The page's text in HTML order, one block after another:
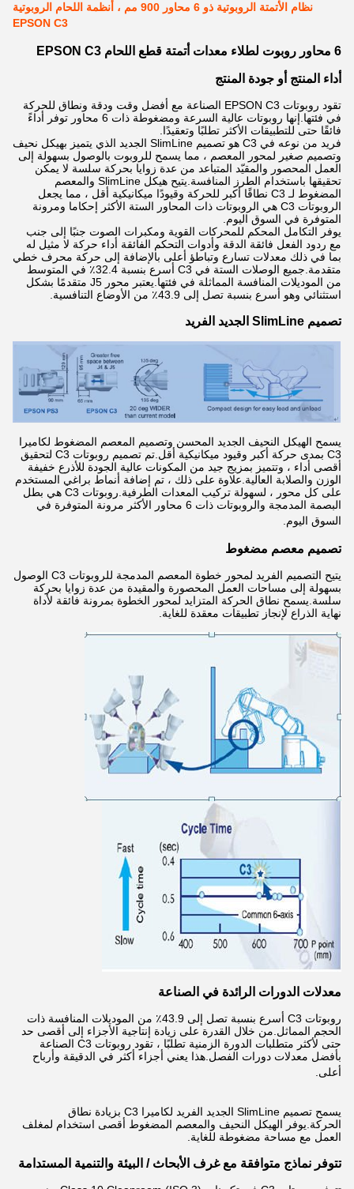
نظام الأتمتة الروبوتية ذو 6 محاور 900 مم ، أنظمة اللحام الروبوتية
EPSON C3
6 محاور روبوت لطلاء معدات أتمتة قطع اللحام EPSON C3
أداء المنتج أو جودة المنتج
تقود روبوتات EPSON C3 الصناعة مع أفضل وقت ودقة ونطاق للحركة
في فئتها.إنها روبوتات عالية السرعة ومضغوطة ذات 6 محاور توفر أداءً
فائقًا حتى للتطبيقات الأكثر تطلبًا وتعقيدًا.
فريد من نوعه في C3 هو تصميم SlimLine الجديد الذي يتميز بهيكل نحيف
وتصميم صغير لمحور المعصم ، مما يسمح للروبوت بالوصول بسهولة إلى
العمل المحصور والمقيّد المتباعد من عدة زوايا بحركة سلسة لا يمكن
تحقيقها باستخدام الطرز المنافسة.يتيح هيكل SlimLine والمعصم
المضغوط لـ C3 نطاقًا أكبر للحركة وقيودًا ميكانيكية أقل ، مما يجعل
الروبوتات C3 هي الروبوتات ذات المحاور الستة الأكثر إحكاما ومرونة
المتوفرة في السوق اليوم.
يوفر التكامل المحكم للمحركات القوية ومكبرات الصوت جنبًا إلى جنب
مع ردود الفعل فائقة الدقة وأدوات التحكم الفائقة أداء حركة لا مثيل له
بما في ذلك معدلات تسارع وتباطؤ أعلى بالإضافة إلى حركة محرف خطي
متقدمة.جميع الوصلات الستة في C3 أسرع بنسبة 32.4٪ في المتوسط ​​
من الموديلات المنافسة المماثلة في فئتها.يعتبر محور J5 متقدمًا بشكل
استثنائي وهو أسرع بنسبة تصل إلى 43.9٪ من الأوضاع التنافسية.
تصميم SlimLine الجديد الفريد
يسمح الهيكل النحيف الجديد المحسن وتصميم المعصم المضغوط لكاميرا
C3 بمدى حركة أكبر وقيود ميكانيكية أقل.تم تصميم روبوتات C3 لتحقيق
أقصى أداء ، وتتميز بمزيج جيد من المكونات عالية الجودة للأذرع خفيفة
الوزن والصلابة العالية.علاوة على ذلك ، تم إضافة أنماط براغي المستخدم
على كل محور ، لسهولة تركيب المعدات الطرفية.روبوتات C3 هي بطل
البصمة المدمجة والروبوتات ذات 6 محاور الأكثر مرونة المتوفرة في
السوق اليوم.
تصميم معصم مضغوط
يتيح التصميم الفريد لمحور خطوة المعصم المدمجة للروبوتات C3 الوصول
بسهولة إلى مساحات العمل المحصورة والمقيدة من عدة زوايا بحركة
سلسة.يسمح نطاق الحركة المتزايد لمحور الخطوة بمرونة فائقة لأداة
نهاية الذراع لإنجاز تطبيقات معقدة للغاية.
معدلات الدورات الرائدة في الصناعة
روبوتات C3 أسرع بنسبة تصل إلى 43.9٪ من الموديلات المنافسة ذات
الحجم المماثل.من خلال القدرة على زيادة إنتاجية الأجزاء إلى أقصى حد
حتى لأكثر متطلبات الدورة الزمنية تطلبًا ، تقود روبوتات C3 الصناعة
بأفضل معدلات دورات الفصل.هذا يعني أجزاء أكثر في الدقيقة وأرباح
أعلى.
يسمح تصميم SlimLine الجديد الفريد لكاميرا C3 بزيادة نطاق
الحركة.يوفر الهيكل النحيف والمعصم المضغوط أقصى استخدام لمغلف
العمل مع مساحة مضغوطة للغاية.
تتوفر نماذج متوافقة مع غرف الأبحاث / البيئة والتنمية المستدامة